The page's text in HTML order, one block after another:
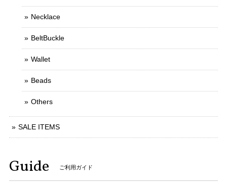
Necklace
BeltBuckle
Wallet
Beads
Others
SALE ITEMS
Guide ご利用ガイド